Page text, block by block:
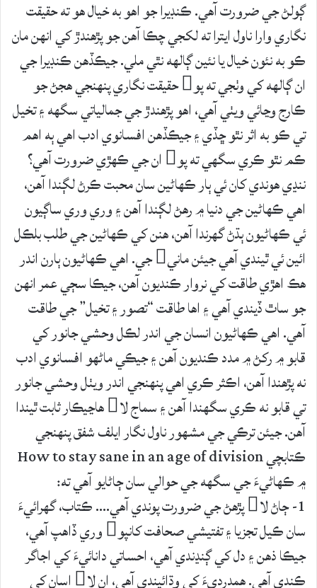
ڳولڻ جي ضرورت آهي. ڪنڊيرا جو اهو به خيال هو ته حقيقت
نگاري وارا ناول ايترا ته لکجي چڪا آهن جو پڙهندڙ کي انهن مان
ڪو به نئون خيال يا نئين ڳالهه نٿي ملي. جيڪڏهن ڪنڊيرا جي
ان ڳالهه کي وٺجي ته پو حقيقت نگاري پنهنجي هجڻ جو
ڪارج وڃائي ويٺي آهي، اهو پڙهندڙ جي جمالياتي سگهه ۽ تخيل
تي ڪو به اثر نٿو ڇڏي ۽ جيڪڏهن افسانوي ادب اهي ٻه اهم
ڪم نٿو ڪري سگهي ته پو ان جي ڪهڙي ضرورت آهي؟
ننڍي هوندي کان ئي ٻار ڪهاڻين سان محبت ڪرڻ لڳندا آهن،
اهي ڪهاڻين جي دنيا ۾ رهڻ لڳندا آهن ۽ وري وري ساڳيون
ئي ڪهاڻيون ٻڌڻ گهرندا آهن، هنن کي ڪهاڻين جي طلب بلڪل
ائين ئي ٿيندي آهي جيئن ماني جي. اهي ڪهاڻيون ٻارن اندر
هڪ اهڙي طاقت کي نروار ڪنديون آهن، جيڪا سڄي عمر انهن
جو ساٿ ڏيندي آهي ۽ اها طاقت “تصور ۽ تخيل” جي طاقت
آهي. اهي ڪهاڻيون انسان جي اندر لڪل وحشي جانور کي
قابو ۾ رکڻ ۾ مدد ڪنديون آهن ۽ جيڪي ماڻهو افسانوي ادب
نه پڙهندا آهن، اڪثر ڪري اهي پنهنجي اندر ويٺل وحشي جانور
تي قابو نه ڪري سگهندا آهن ۽ سماج لا هاڃيڪار ثابت ٿيندا
آهن. جيئن ترڪي جي مشهور ناول نگار ايلف شفق پنهنجي
ڪتابچي How to stay sane in an age of division
۾ ڪهاڻيءَ جي سگهه جي حوالي سان ڄاڻايو آهي ته:
1- ڄاڻ لا پڙھڻ جي ضرورت پوندي آھي…. ڪتاب، گهرائيءَ
سان ڪيل تجزيا ۽ تفتيشي صحافت کانپو وري ڏاهپ آھي،
جيڪا ذھن ۽ دل کي ڳنڍندي آھي، احساتي دانائيءَ کي اجاگر
ڪندي آھي. همدرديءَ کي وڌائيندي آھي، ان لا اسان کي